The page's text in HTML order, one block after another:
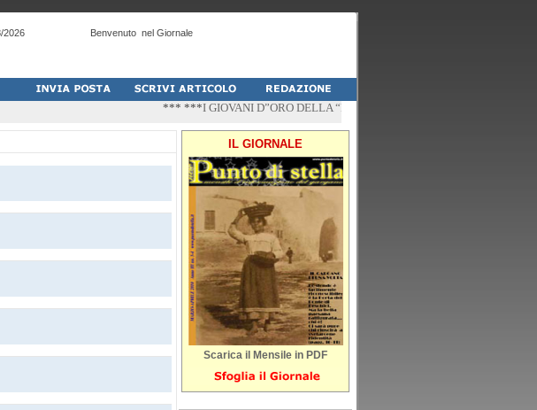
2026 Benvenuto nel Giornale
*** ***I GIOVANI D”ORO DELLA “PALESTRA-DO” DI PESCHICI
IL GIORNALE
Scarica il Mensile in PDF